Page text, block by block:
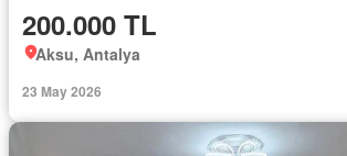
200.000 TL
Aksu, Antalya
23 May 2026